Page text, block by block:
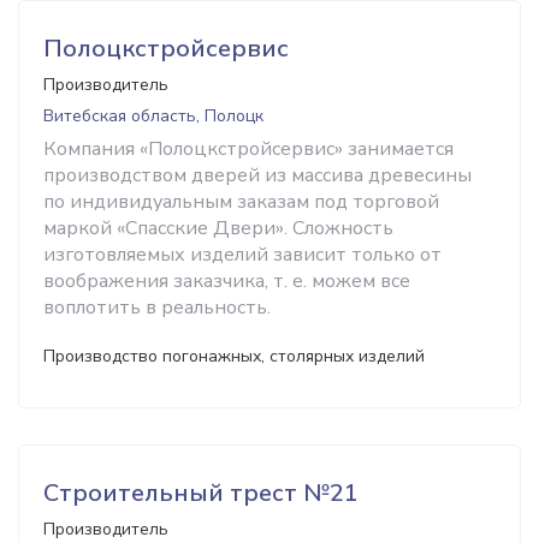
Полоцкстройсервис
Производитель
Витебская область, Полоцк
Компания «Полоцкстройсервис» занимается
производством дверей из массива древесины
по индивидуальным заказам под торговой
маркой «Спасские Двери». Сложность
изготовляемых изделий зависит только от
воображения заказчика, т. е. можем все
воплотить в реальность.
Производство погонажных, столярных изделий
Строительный трест №21
Производитель